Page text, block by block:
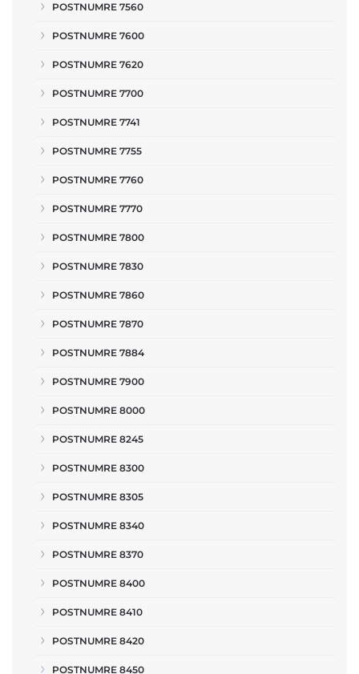
POSTNUMRE 7560
POSTNUMRE 7600
POSTNUMRE 7620
POSTNUMRE 7700
POSTNUMRE 7741
POSTNUMRE 7755
POSTNUMRE 7760
POSTNUMRE 7770
POSTNUMRE 7800
POSTNUMRE 7830
POSTNUMRE 7860
POSTNUMRE 7870
POSTNUMRE 7884
POSTNUMRE 7900
POSTNUMRE 8000
POSTNUMRE 8245
POSTNUMRE 8300
POSTNUMRE 8305
POSTNUMRE 8340
POSTNUMRE 8370
POSTNUMRE 8400
POSTNUMRE 8410
POSTNUMRE 8420
POSTNUMRE 8450